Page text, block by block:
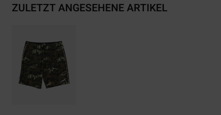
ZULETZT ANGESEHENE ARTIKEL